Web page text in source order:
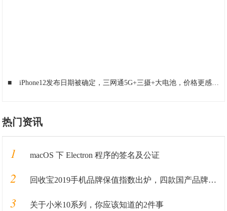
■ iPhone12发布日期被确定，三网通5G+三摄+大电池，价格更感人
热门资讯
1 macOS 下 Electron 程序的签名及公证
2 回收宝2019手机品牌保值指数出炉，四款国产品牌保值率超华为
3 关于小米10系列，你应该知道的2件事